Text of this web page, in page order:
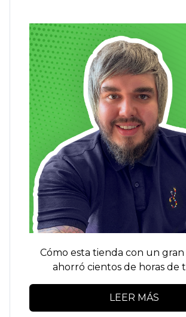
Cómo esta tienda con un
ahorró cientos de horas de
LEER MÁS